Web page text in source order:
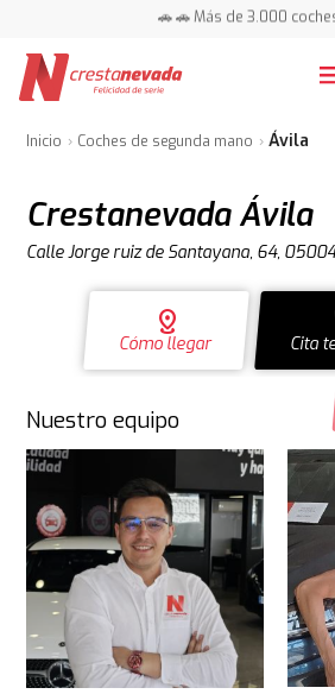
📍 Centros en toda
📍 Centros en toda
Inicio Coches de segunda mano Ávila
Crestanevada Ávila
Calle Jorge ruiz de Santayana, 64,
distance
Cómo llegar Cita
Nuestro equipo